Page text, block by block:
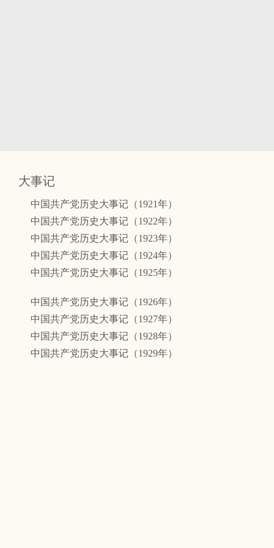
大事记
中国共产党历史大事记（1921年）
中国共产党历史大事记（1922年）
中国共产党历史大事记（1923年）
中国共产党历史大事记（1924年）
中国共产党历史大事记（1925年）
中国共产党历史大事记（1926年）
中国共产党历史大事记（1927年）
中国共产党历史大事记（1928年）
中国共产党历史大事记（1929年）